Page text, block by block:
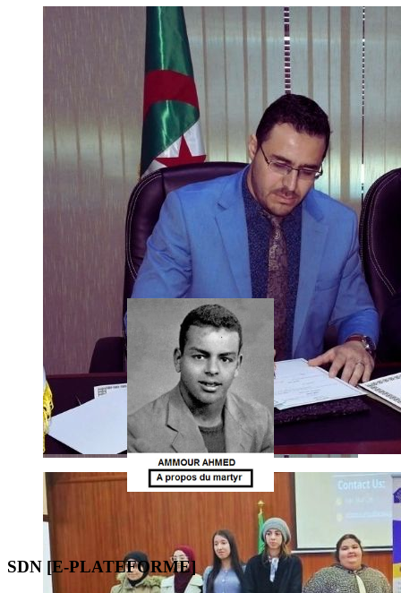
SDN [E-PLATEFORME]